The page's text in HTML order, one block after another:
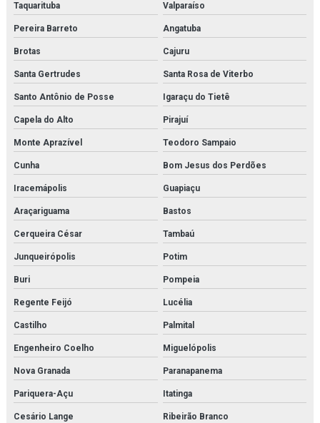
Taquarituba Valparaíso
Pereira Barreto Angatuba
Brotas Cajuru
Santa Gertrudes Santa Rosa de Viterbo
Santo Antônio de Posse Igaraçu do Tietê
Capela do Alto Pirajuí
Monte Aprazível Teodoro Sampaio
Cunha Bom Jesus dos Perdões
Iracemápolis Guapiaçu
Araçariguama Bastos
Cerqueira César Tambaú
Junqueirópolis Potim
Buri Pompeia
Regente Feijó Lucélia
Castilho Palmital
Engenheiro Coelho Miguelópolis
Nova Granada Paranapanema
Pariquera-Açu Itatinga
Cesário Lange Ribeirão Branco